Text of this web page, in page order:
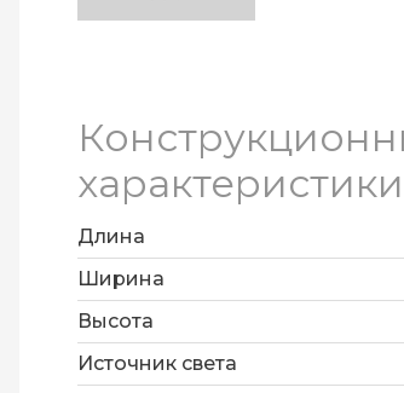
характеристики
Длина
Ширина
Высота
Источник света